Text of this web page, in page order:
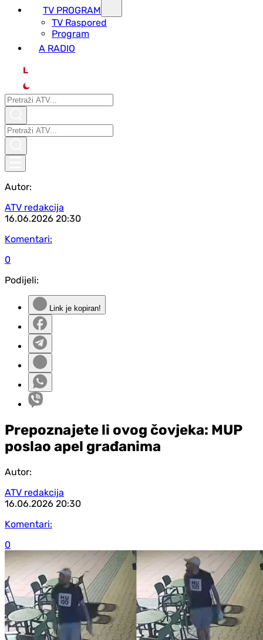
TV PROGRAM
ТV Raspored
Program
A RADIO
L
Autor:
ATV redakcija
16.06.2026 20:30
Komentari:
0
Podijeli:
Link je kopiran!
Prepoznajete li ovog čovjeka: MUP
poslao apel građanima
Autor:
ATV redakcija
16.06.2026 20:30
Komentari:
0